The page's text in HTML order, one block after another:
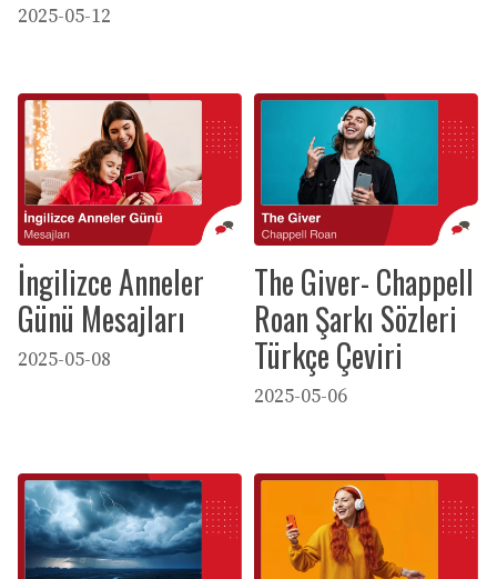
2025-05-12
İngilizce Anneler
Günü Mesajları
2025-05-08
The Giver- Chappell
Roan Şarkı Sözleri
Türkçe Çeviri
2025-05-06